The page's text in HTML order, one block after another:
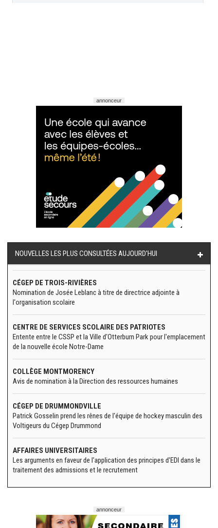
annonceur
NOUVELLES LES PLUS CONSULTÉES AUJOURD'HUI
CÉGEP DE TROIS-RIVIÈRES
Nomination de Josée Leblanc à titre de directrice adjointe à
l'organisation scolaire
CENTRE DE SERVICES SCOLAIRE DES PATRIOTES
Entente entre le CSSP et la Ville d'Otterburn Park pour l'emplacement
de la nouvelle école Notre-Dame
COLLÈGE MONTMORENCY
Avis de nomination à la Direction des ressources humaines
CÉGEP DE DRUMMONDVILLE
Patrick Gosselin prend les rênes de l'équipe de hockey masculin des
Voltigeurs du Cégep Drummond
AFFAIRES UNIVERSITAIRES
Les arguments en faveur de l'application des principes d'EDI dans le
traitement des admissions et le recrutement
annonceur